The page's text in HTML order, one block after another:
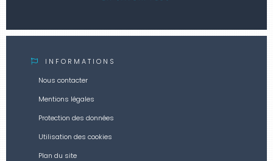
INFORMATIONS
Nous contacter
Mentions légales
Protection des données
Utilisation des cookies
Plan du site